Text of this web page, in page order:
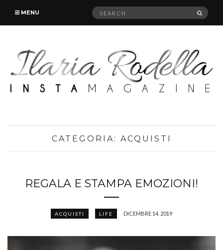
MENU
Search
CATEGORIA: ACQUISTI
REGALA E STAMPA EMOZIONI!
ACQUISTI LIFE DICEMBRE 14, 2019